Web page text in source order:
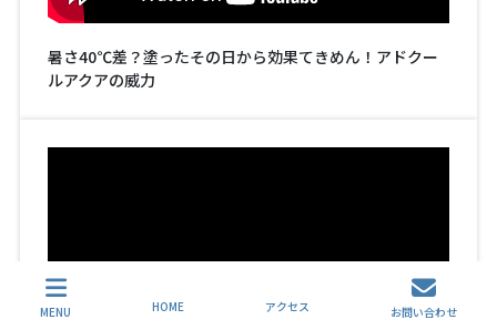
暑さ40℃差？塗ったその日から効果てきめん！アドクー
ルアクアの威力
MENU HOME アクセス お問い合わせ